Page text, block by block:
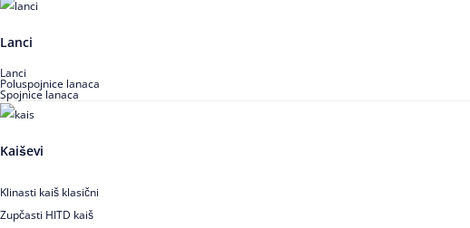
Lanci
Lanci
Poluspojnice lanaca
Spojnice lanaca
Kaiševi
Klinasti kaiš klasični
Zupčasti HITD kaiš